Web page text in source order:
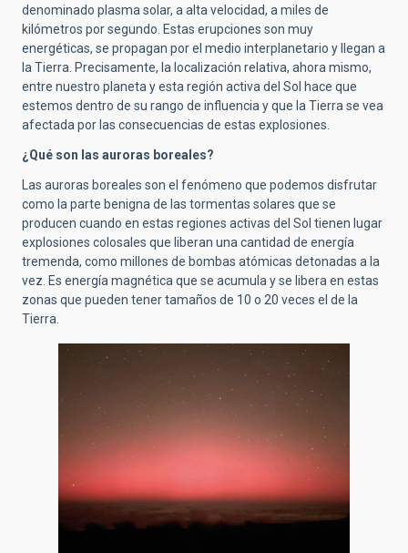
denominado plasma solar, a alta velocidad, a miles de
kilómetros por segundo. Estas erupciones son muy
energéticas, se propagan por el medio interplanetario y llegan a
la Tierra. Precisamente, la localización relativa, ahora mismo,
entre nuestro planeta y esta región activa del Sol hace que
estemos dentro de su rango de influencia y que la Tierra se vea
afectada por las consecuencias de estas explosiones.
¿Qué son las auroras boreales?
Las auroras boreales son el fenómeno que podemos disfrutar
como la parte benigna de las tormentas solares que se
producen cuando en estas regiones activas del Sol tienen lugar
explosiones colosales que liberan una cantidad de energía
tremenda, como millones de bombas atómicas detonadas a la
vez. Es energía magnética que se acumula y se libera en estas
zonas que pueden tener tamaños de 10 o 20 veces el de la
Tierra.